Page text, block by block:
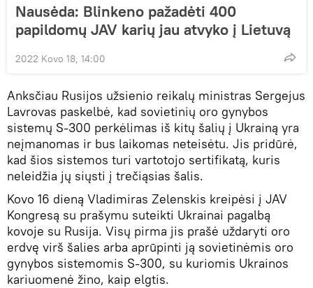
Nausėda: Blinkeno pažadėti 400
papildomų JAV karių jau atvyko į Lietuvą
2022 Kovo 18, 14:00
Anksčiau Rusijos užsienio reikalų ministras Sergejus
Lavrovas paskelbė, kad sovietinių oro gynybos
sistemų S-300 perkėlimas iš kitų šalių į Ukrainą yra
neįmanomas ir bus laikomas neteisėtu. Jis pridūrė,
kad šios sistemos turi vartotojo sertifikatą, kuris
neleidžia jų siųsti į trečiąsias šalis.
Kovo 16 dieną Vladimiras Zelenskis kreipėsi į JAV
Kongresą su prašymu suteikti Ukrainai pagalbą
kovoje su Rusija. Visų pirma jis prašė uždaryti oro
erdvę virš šalies arba aprūpinti ją sovietinėmis oro
gynybos sistemomis S-300, su kuriomis Ukrainos
kariuomenė žino, kaip elgtis.